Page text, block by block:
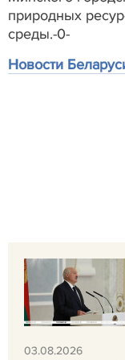
природных
среды.-0-
Новости
03.08.2026